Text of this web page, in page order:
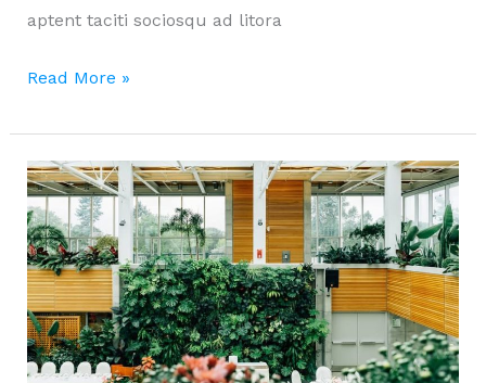
aptent taciti sociosqu ad litora
Ex
quibusdam
quam
Read More »